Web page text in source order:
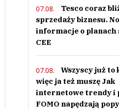
07.08.
Tesco coraz
sprzedaży biznesu.
informacje o planach
CEE
07.08.
Wszyscy już to
więc ja też muszę Jak
internetowe trendy i
FOMO napędzają